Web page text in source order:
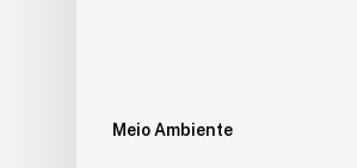
Meio Ambiente